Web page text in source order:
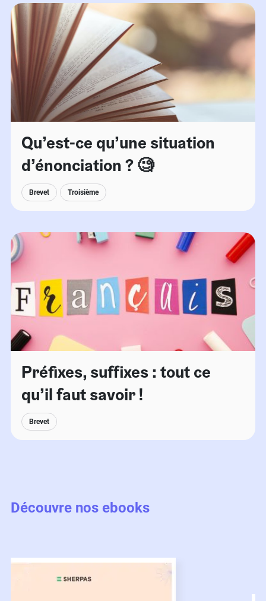
Qu’est-ce qu’une situation
d’énonciation ? 🧐
Brevet Troisième
Préfixes, suffixes : tout ce
qu’il faut savoir !
Brevet
Découvre nos ebooks